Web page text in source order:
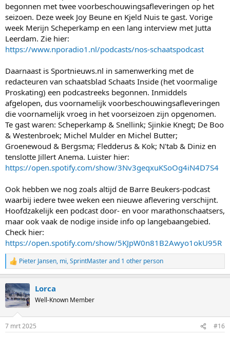
begonnen met twee voorbeschouwingsafleveringen op het
seizoen. Deze week Joy Beune en Kjeld Nuis te gast. Vorige
week Merijn Scheperkamp en een lang interview met Jutta
Leerdam. Zie hier:
https://www.nporadio1.nl/podcasts/nos-schaatspodcast
Daarnaast is Sportnieuws.nl in samenwerking met de
redacteuren van schaatsblad Schaats Inside (het voormalige
Proskating) een podcastreeks begonnen. Inmiddels
afgelopen, dus voornamelijk voorbeschouwingsafleveringen
die voornamelijk vroeg in het voorseizoen zijn opgenomen.
Te gast waren: Scheperkamp & Snellink; Sjinkie Knegt; De Boo
& Westenbroek; Michel Mulder en Michel Butter;
Groenewoud & Bergsma; Fledderus & Kok; N'tab & Diniz en
tenslotte Jillert Anema. Luister hier:
https://open.spotify.com/show/3Nv3geqxuKSoOg4iN4D7S4
Ook hebben we nog zoals altijd de Barre Beukers-podcast
waarbij iedere twee weken een nieuwe aflevering verschijnt.
Hoofdzakelijk een podcast door- en voor marathonschaatsers,
maar ook vaak de nodige inside info op langebaangebied.
Check hier:
https://open.spotify.com/show/5KJpW0n81B2Awyo1okU95R
R
e
c
t
i
s
Pieter Jansen, mi,SprintMasterand 1 other person
Lorca
Well-Known Member
7 mrt 2025 #16